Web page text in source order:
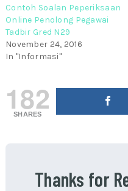
Contoh Soalan Peperiksaan
Online Penolong Pegawai
Tadbir Gred N29
November 24, 2016
In "Informasi"
182
SHARES
Thanks for